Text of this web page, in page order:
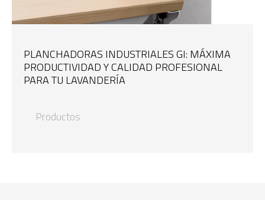
PLANCHADORAS INDUSTRIALES GI: MÁXIMA
PRODUCTIVIDAD Y CALIDAD PROFESIONAL
PARA TU LAVANDERÍA
Productos